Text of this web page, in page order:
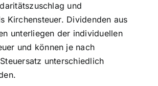
und
Kirchensteuer. Dividenden aus
unterliegen der individuellen
und können je nach
unterschiedlich